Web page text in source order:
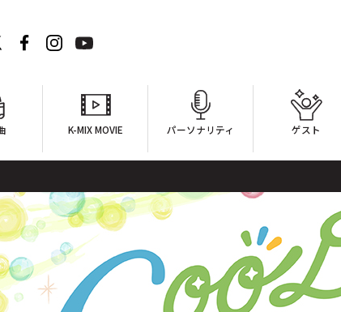
K-MIX MOVIE パーソナリティ ゲスト